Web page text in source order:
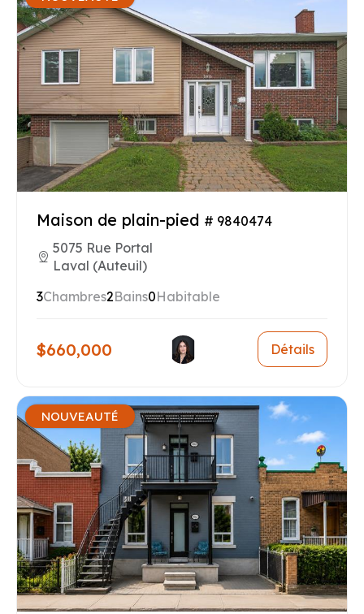
Maison de plain-pied # 9840474
5075 Rue Portal
Laval (Auteuil)
3Chambres2Bains0Habitable
$660,000 Détails
NOUVEAUTÉ